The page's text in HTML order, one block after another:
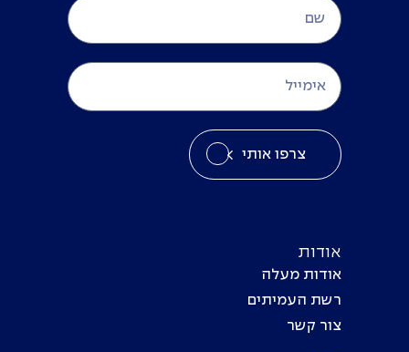
צרפו אותי
אודות
אודות מעלה
רשת העמיתים
צור קשר